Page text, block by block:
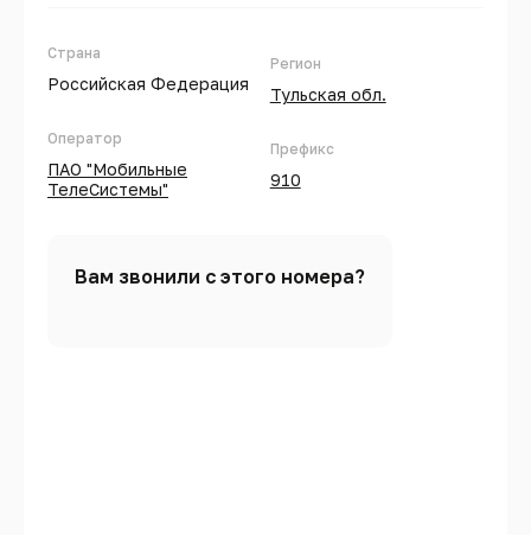
Страна
Российская Федерация
Оператор
ПАО "Мобильные
ТелеСистемы"
Регион
Тульская обл.
Префикс
910
Вам звонили с этого номера?